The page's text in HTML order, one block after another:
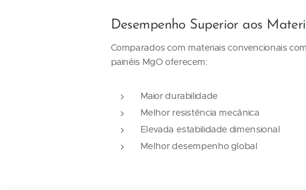
Desempenho Superior aos
Comparados com materiais convencionais
painéis MgO oferecem:
Maior durabilidade
Melhor resistência mecânica
Elevada estabilidade dimensional
Melhor desempenho global